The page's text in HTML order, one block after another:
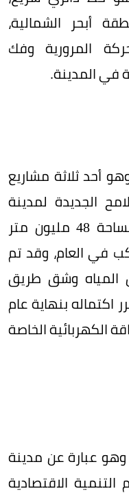
أبحر الشمالية،
المرورية وفك
في المدينة.
أحد ثلاثة مشاريع
الجديدة لمدينة
الطائف، يقع المشروع على مساحة 48 مليون متر
5 ملايين راكب في العام، وقد تم
المياه وشق طريق
اكتماله بنهاية عام
الكهربائية الخاصة
عبارة عن مدينة
الاقتصادية